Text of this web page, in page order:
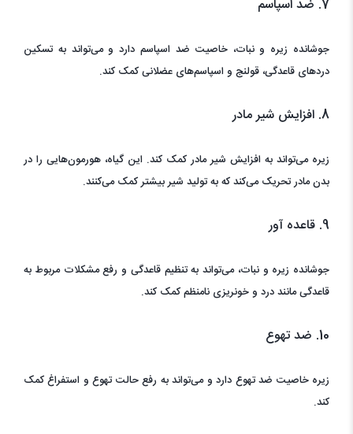
7. ضد اسپاسم
جوشانده زیره و نبات، خاصیت ضد اسپاسم دارد و می‌تواند به تسکین
دردهای قاعدگی، قولنج و اسپاسم‌های عضلانی کمک کند.
8. افزایش شیر مادر
زیره می‌تواند به افزایش شیر مادر کمک کند. این گیاه، هورمون‌هایی را در
بدن مادر تحریک می‌کند که به تولید شیر بیشتر کمک می‌کنند.
9. قاعده آور
جوشانده زیره و نبات، می‌تواند به تنظیم قاعدگی و رفع مشکلات مربوط به
قاعدگی مانند درد و خونریزی نامنظم کمک کند.
10. ضد تهوع
زیره خاصیت ضد تهوع دارد و می‌تواند به رفع حالت تهوع و استفراغ کمک
کند.